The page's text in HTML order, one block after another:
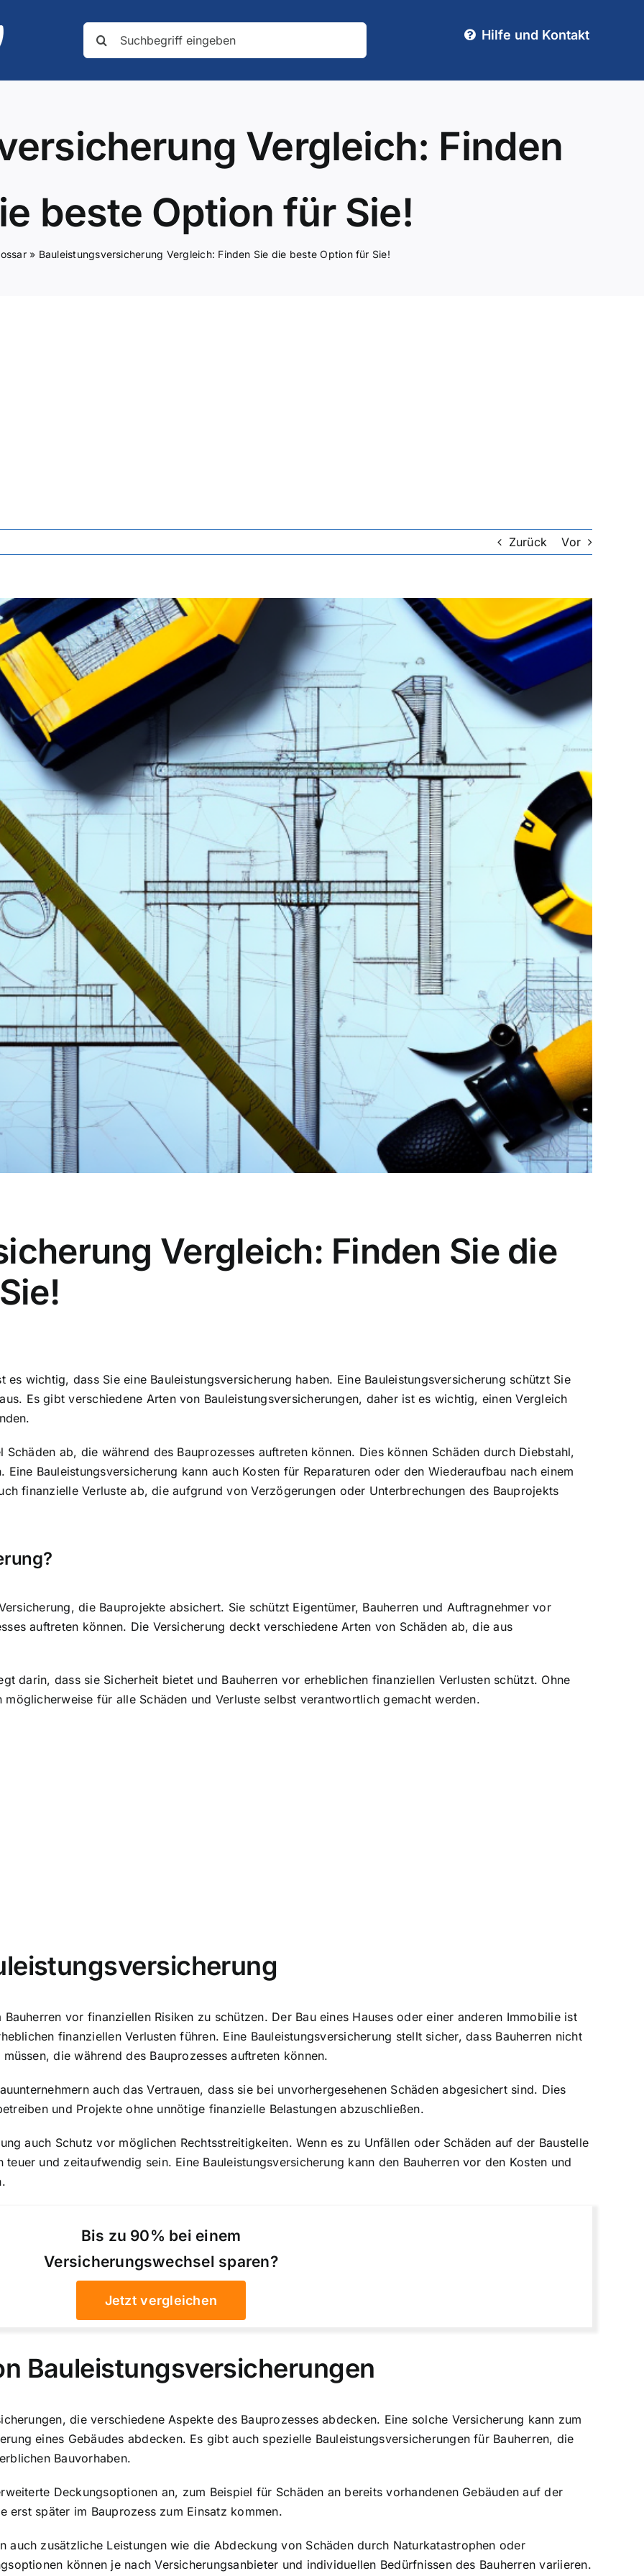
nach:
Hilfe und Kontakt
Vergleich: Finden
beste Option für Sie!
» Bauleistungsversicherung Vergleich: Finden Sie die beste Option für Sie!
Zurück Vor
Vergleich: Finden Sie die
es wichtig, dass Sie eine Bauleistungsversicherung haben. Eine Bauleistungsversicherung schützt Sie
. Es gibt verschiedene Arten von Bauleistungsversicherungen, daher ist es wichtig, einen Vergleich
ab, die während des Bauprozesses auftreten können. Dies können Schäden durch Diebstahl,
Bauleistungsversicherung kann auch Kosten für Reparaturen oder den Wiederaufbau nach einem
finanzielle Verluste ab, die aufgrund von Verzögerungen oder Unterbrechungen des Bauprojekts
die Bauprojekte absichert. Sie schützt Eigentümer, Bauherren und Auftragnehmer vor
auftreten können. Die Versicherung deckt verschiedene Arten von Schäden ab, die aus
darin, dass sie Sicherheit bietet und Bauherren vor erheblichen finanziellen Verlusten schützt. Ohne
möglicherweise für alle Schäden und Verluste selbst verantwortlich gemacht werden.
Bauherren vor finanziellen Risiken zu schützen. Der Bau eines Hauses oder einer anderen Immobilie ist
finanziellen Verlusten führen. Eine Bauleistungsversicherung stellt sicher, dass Bauherren nicht
die während des Bauprozesses auftreten können.
auch das Vertrauen, dass sie bei unvorhergesehenen Schäden abgesichert sind. Dies
und Projekte ohne unnötige finanzielle Belastungen abzuschließen.
auch Schutz vor möglichen Rechtsstreitigkeiten. Wenn es zu Unfällen oder Schäden auf der Baustelle
und zeitaufwendig sein. Eine Bauleistungsversicherung kann den Bauherren vor den Kosten und
Bis zu 90% bei einem
Versicherungswechsel sparen?
Jetzt vergleichen
Bauleistungsversicherungen
die verschiedene Aspekte des Bauprozesses abdecken. Eine solche Versicherung kann zum
eines Gebäudes abdecken. Es gibt auch spezielle Bauleistungsversicherungen für Bauherren, die
Bauvorhaben.
Deckungsoptionen an, zum Beispiel für Schäden an bereits vorhandenen Gebäuden auf der
erst später im Bauprozess zum Einsatz kommen.
auch zusätzliche Leistungen wie die Abdeckung von Schäden durch Naturkatastrophen oder
können je nach Versicherungsanbieter und individuellen Bedürfnissen des Bauherren variieren.